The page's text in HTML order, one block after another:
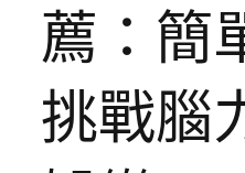
薦：簡
挑戰腦